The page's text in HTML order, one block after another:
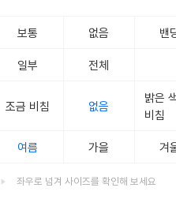
보통 없음 밴
일부 전체
조금 비침 없음
밝은
비침
여름 가을 겨
좌우로 넘겨 사이즈를 확인해 보세요